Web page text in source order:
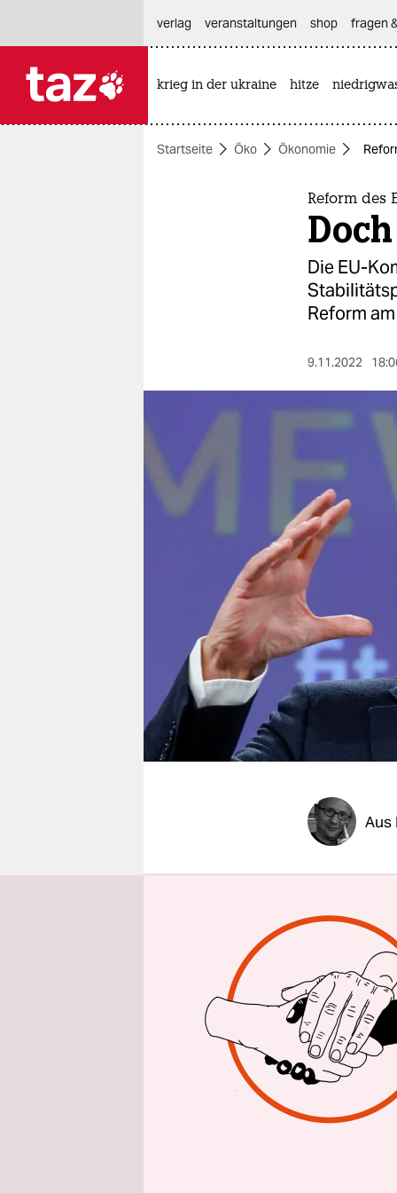
themen
wahrheit
verlag
veranstaltungen
fragen & hilfe
unterstützen
abo
genossenschaft
verlag
veranstaltungen shop fragen
krieg in der ukraine hitze
Startseite Öko Ökonomie
Reform des
Die EU-
Reform
9.11.2022
Aus
Vor dem
einer
Reform
Mittwoch
sollte die
seit
diesem
Damals
liebsten
Von der